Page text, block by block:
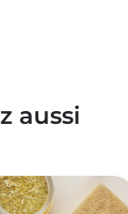
aussi